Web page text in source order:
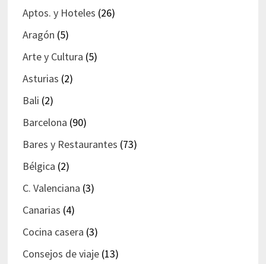
Aptos. y Hoteles (26)
Aragón (5)
Arte y Cultura (5)
Asturias (2)
Bali (2)
Barcelona (90)
Bares y Restaurantes (73)
Bélgica (2)
C. Valenciana (3)
Canarias (4)
Cocina casera (3)
Consejos de viaje(13)